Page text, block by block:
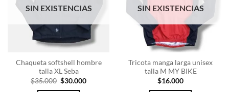
SIN EXISTENCIAS
Chaqueta softshell hombre
talla XL Seba
$35.000 El
$30.000El
SIN EXISTENCIAS
Tricota manga larga unisex
talla M MY BIKE
$16.000